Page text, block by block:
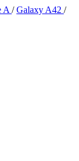
A/ Galaxy A42 /